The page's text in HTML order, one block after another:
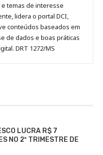
temas de interesse
lidera o portal DCI,
conteúdos baseados em
de dados e boas práticas
DRT 1272/MS
LUCRA R$ 7
NO 2º TRIMESTRE DE